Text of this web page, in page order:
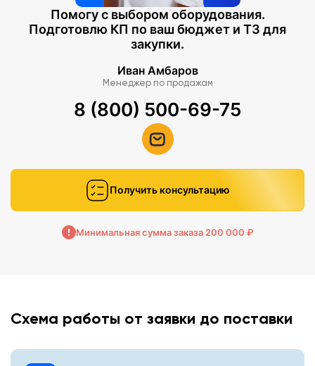
Помогу с выбором оборудования.
Подготовлю КП по ваш бюджет и ТЗ для
закупки.
Иван Амбаров
Менеджер по продажам
8 (800) 500-69-75
Получить консультацию
Минимальная сумма заказа 200 000 ₽
Схема работы от заявки до поставки